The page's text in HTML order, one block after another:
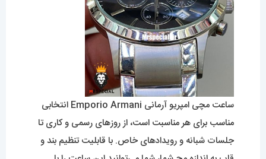
ساعت مچی امپریو آرمانی Emporio Armani انتخابی
مناسب برای هر مناسبت است، از روزهای رسمی و کاری تا
جلسات شبانه و رویدادهای خاص. با قابلیت تنظیم بند و